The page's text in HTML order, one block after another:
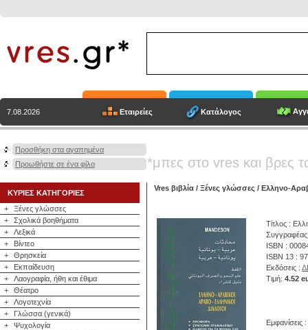
7.08.2026 Εταιρείες Κατάλογος
Προσθήκη στα αγαπημένα
Προωθήστε σε ένα φίλο
*μπες στο vres και βρες
ΚΥΡΙΕΣ ΚΑΤΗΓΟΡΙΕΣ
+
Ξένες γλώσσες
+
Σχολικά βοηθήματα
+
Λεξικά
+
Βίντεο
+
Θρησκεία
+
Εκπαίδευση
+
Λαογραφία, ήθη και έθιμα
+
Θέατρο
+
Λογοτεχνία
+
Γλώσσα (γενικά)
+
Ψυχολογία
Vres βιβλία / Ξένες γλώσσες / Ελληνο-
Τίτλος :
ISBN :
ISBN 13 :
Εκδόσεις :
Τιμή: 4.52
Εμφανίσεις